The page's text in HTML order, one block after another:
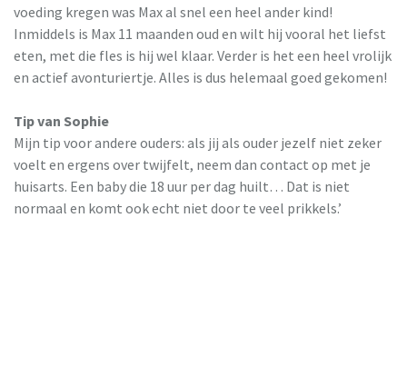
voeding kregen was Max al snel een heel ander kind!
Inmiddels is Max 11 maanden oud en wilt hij vooral het liefst
eten, met die fles is hij wel klaar. Verder is het een heel vrolijk
en actief avonturiertje. Alles is dus helemaal goed gekomen!
Tip van Sophie
Mijn tip voor andere ouders: als jij als ouder jezelf niet zeker
voelt en ergens over twijfelt, neem dan contact op met je
huisarts. Een baby die 18 uur per dag huilt… Dat is niet
normaal en komt ook echt niet door te veel prikkels.’